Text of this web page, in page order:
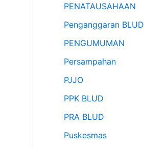
PENATAUSAHAAN
Penganggaran BLUD
PENGUMUMAN
Persampahan
PJJO
PPK BLUD
PRA BLUD
Puskesmas